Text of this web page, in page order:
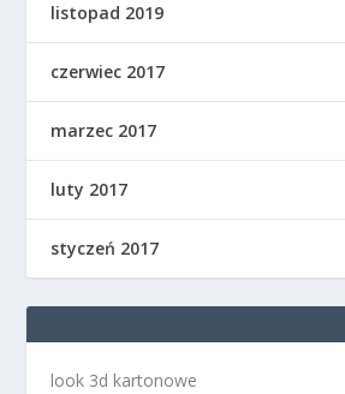
listopad 2019
czerwiec 2017
marzec 2017
luty 2017
styczeń 2017
look 3d kartonowe